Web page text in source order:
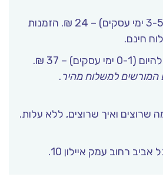
שליח עד הבית (3-5 ימי עסקים) – 24 ₪. הזמנות
עסקים) – 37 ₪.
המורשים למשלוח מהיר.
שרוצים ואיך שרוצים, ללא עלות.
רחוב עמק איילון 10.